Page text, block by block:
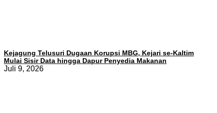
Kejagung Telusuri Dugaan Korupsi MBG, Kejari se-Kaltim
Mulai Sisir Data hingga Dapur Penyedia Makanan
Juli 9, 2026